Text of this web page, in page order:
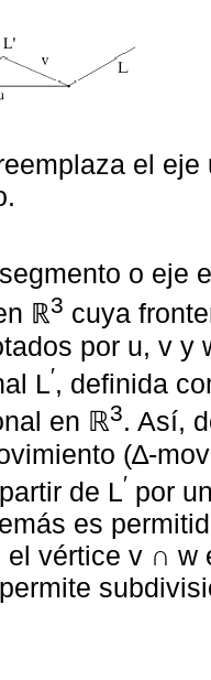
el
o eje
ℝ3 cuya
por u, v y
L′, definida
en ℝ3. Así,
(∆-
de L′ por
es
el vértice v ∩ w